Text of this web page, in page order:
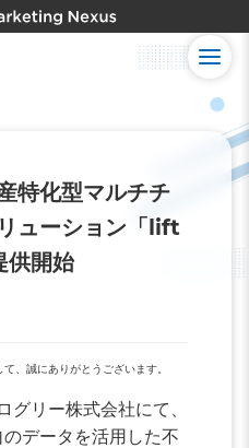
特化型マルチチ
ューション「lift
供開始
、誠にありがとうございます。
グリー株式会社にて、
データを活用した不